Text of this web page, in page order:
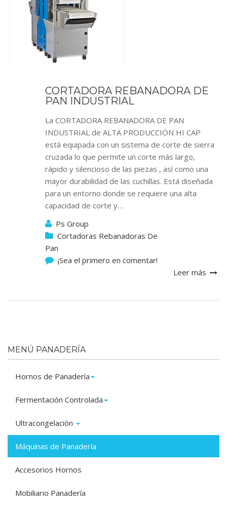
CORTADORA REBANADORA DE
PAN INDUSTRIAL
La CORTADORA REBANADORA DE PAN
INDUSTRIAL de ALTA PRODUCCIÖN HI CAP
está equipada con un sistema de corte de sierra
cruzada lo que permite un corte más largo,
rápido y silencioso de las piezas , así como una
mayor durabilidad de las cuchillas. Está diseñada
para un entorno donde se requiere una alta
capacidad de corte y…
Ps Group
Cortadoras Rebanadoras De
Pan
¡Sea el primero en comentar!
Leer más
MENÚ PANADERÍA
Hornos de Panadería
Fermentación Controlada
Ultracongelación
Máquinas de Panadería
Accesorios Hornos
Mobiliario Panadería